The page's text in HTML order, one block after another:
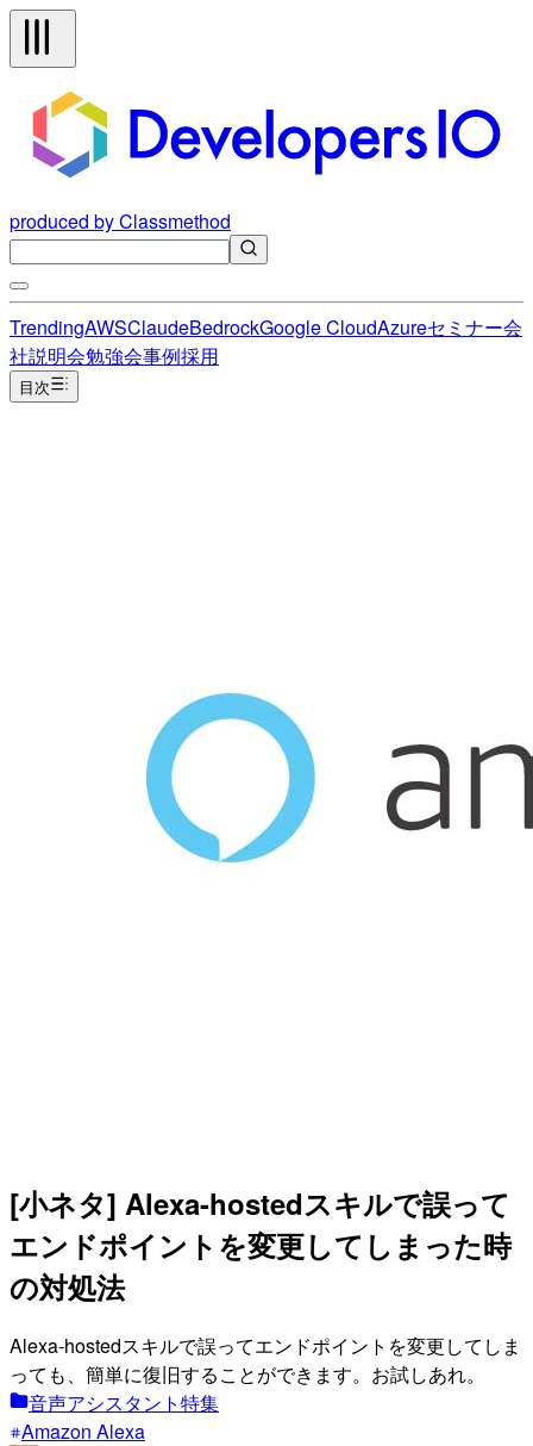
produced by Classmethod
TrendingAWSClaudeBedrockGoogle CloudAzureセミナー会
社説明会勉強会事例採用
目次
[小ネタ] Alexa-hostedスキルで誤って
エンドポイントを変更してしまった時
の対処法
Alexa-hostedスキルで誤ってエンドポイントを変更してしま
っても、簡単に復旧することができます。お試しあれ。
音声アシスタント特集
Amazon Alexa